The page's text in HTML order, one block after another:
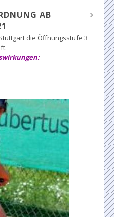
AB
die Öffnungsstufe 3